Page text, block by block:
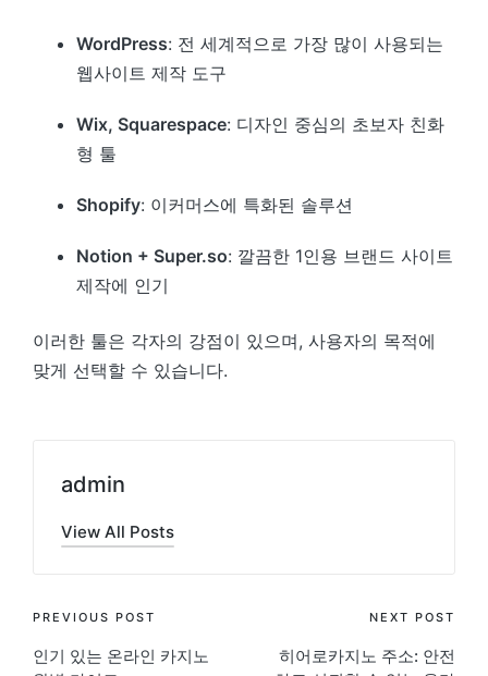
WordPress: 전 세계적으로 가장 많이 사용되는
웹사이트 제작 도구
Wix, Squarespace: 디자인 중심의 초보자 친화
형 툴
Shopify: 이커머스에 특화된 솔루션
Notion + Super.so: 깔끔한 1인용 브랜드 사이트
제작에 인기
이러한 툴은 각자의 강점이 있으며, 사용자의 목적에
맞게 선택할 수 있습니다.
admin
View All Posts
Post
navigation
PREVIOUS POST
인기 있는 온라인 카지노
NEXT POST
히어로카지노 주소: 안전